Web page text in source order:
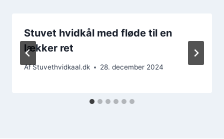
Stuvet hvidkål med fløde til en
lækker ret
AfStuvethvidkaal.dk 28. december 2024